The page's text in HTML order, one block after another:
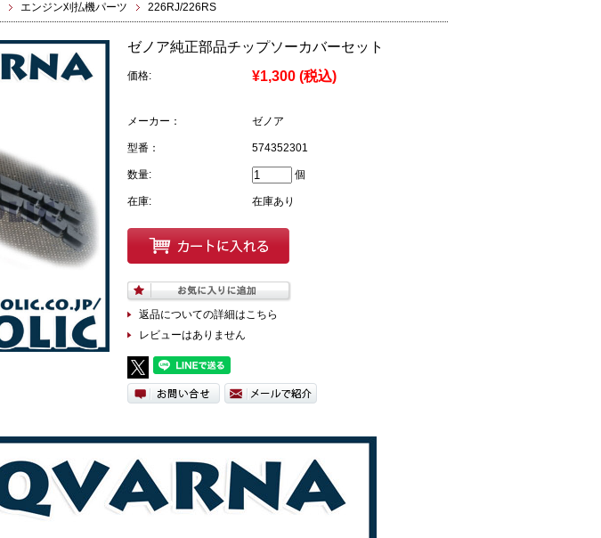
エンジン刈払機パーツ 226RJ/226RS
ゼノア純正部品チップソーカバーセット
価格: ¥1,300 (税込)
メーカー： ゼノア
型番： 574352301
数量: 個
在庫: 在庫あり
返品についての詳細はこちら
レビューはありません